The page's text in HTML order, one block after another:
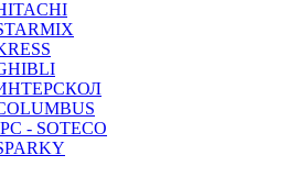
ИНТЕРСКОЛ
- SOTECO